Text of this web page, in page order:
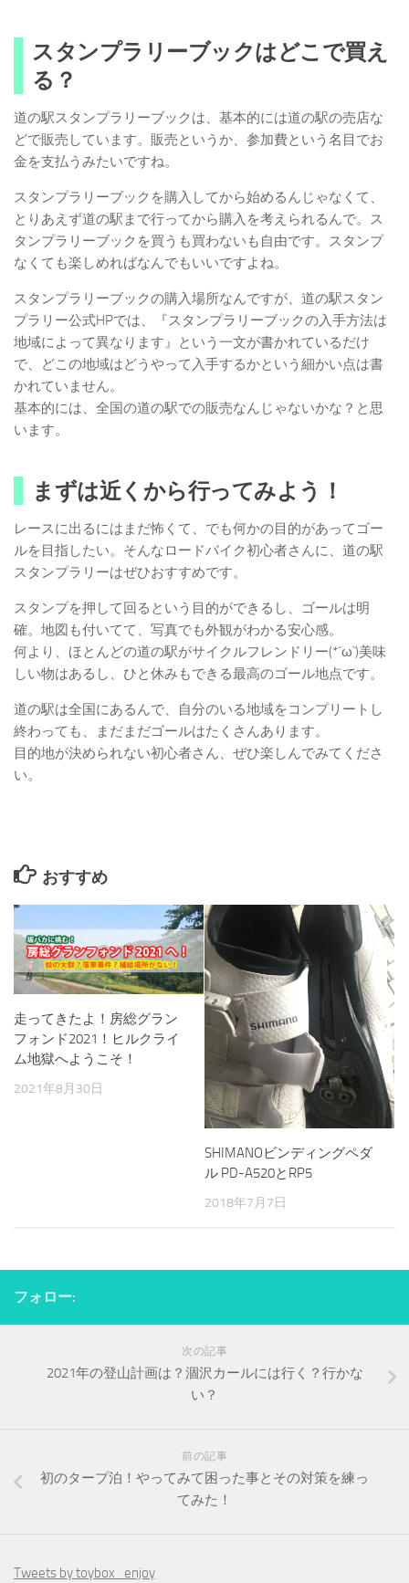
スタンプラリーブックはどこで買え
る？
道の駅スタンプラリーブックは、基本的には道の駅の売店な
どで販売しています。販売というか、参加費という名目でお
金を支払うみたいですね。
スタンプラリーブックを購入してから始めるんじゃなくて、
とりあえず道の駅まで行ってから購入を考えられるんで。ス
タンプラリーブックを買うも買わないも自由です。スタンプ
なくても楽しめればなんでもいいですよね。
スタンプラリーブックの購入場所なんですが、道の駅スタン
プラリー公式HPでは、『スタンプラリーブックの入手方法は
地域によって異なります』という一文が書かれているだけ
で、どこの地域はどうやって入手するかという細かい点は書
かれていません。
基本的には、全国の道の駅での販売なんじゃないかな？と思
います。
まずは近くから行ってみよう！
レースに出るにはまだ怖くて、でも何かの目的があってゴー
ルを目指したい。そんなロードバイク初心者さんに、道の駅
スタンプラリーはぜひおすすめです。
スタンプを押して回るという目的ができるし、ゴールは明
確。地図も付いてて、写真でも外観がわかる安心感。
何より、ほとんどの道の駅がサイクルフレンドリー(*´ω`)美味
しい物はあるし、ひと休みもできる最高のゴール地点です。
道の駅は全国にあるんで、自分のいる地域をコンプリートし
終わっても、まだまだゴールはたくさんあります。
目的地が決められない初心者さん、ぜひ楽しんでみてくださ
い。
おすすめ
走ってきたよ！房総グラン
フォンド2021！ヒルクライ
ム地獄へようこそ！
2021年8月30日
SHIMANOビンディングペダ
ル PD-A520とRP5
2018年7月7日
フォロー:
次の記事
2021年の登山計画は？涸沢カールには行く？行かな
い？
前の記事
初のタープ泊！やってみて困った事とその対策を練っ
てみた！
Tweets by toybox_enjoy